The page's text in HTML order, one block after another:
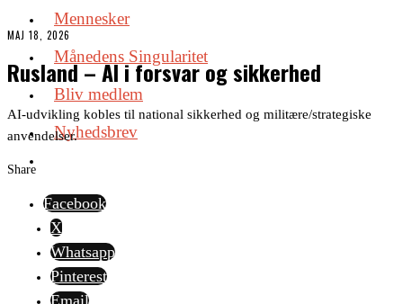
Mennesker
Månedens Singularitet
Bliv medlem
Nyhedsbrev
MAJ 18, 2026
Rusland – AI i forsvar og sikkerhed
AI-udvikling kobles til national sikkerhed og militære/strategiske
anvendelser.
Share
Facebook
X
Whatsapp
Pinterest
Email